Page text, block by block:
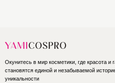
Окунитесь в мир косметики, где красота и
становятся единой и незабываемой
уникальности